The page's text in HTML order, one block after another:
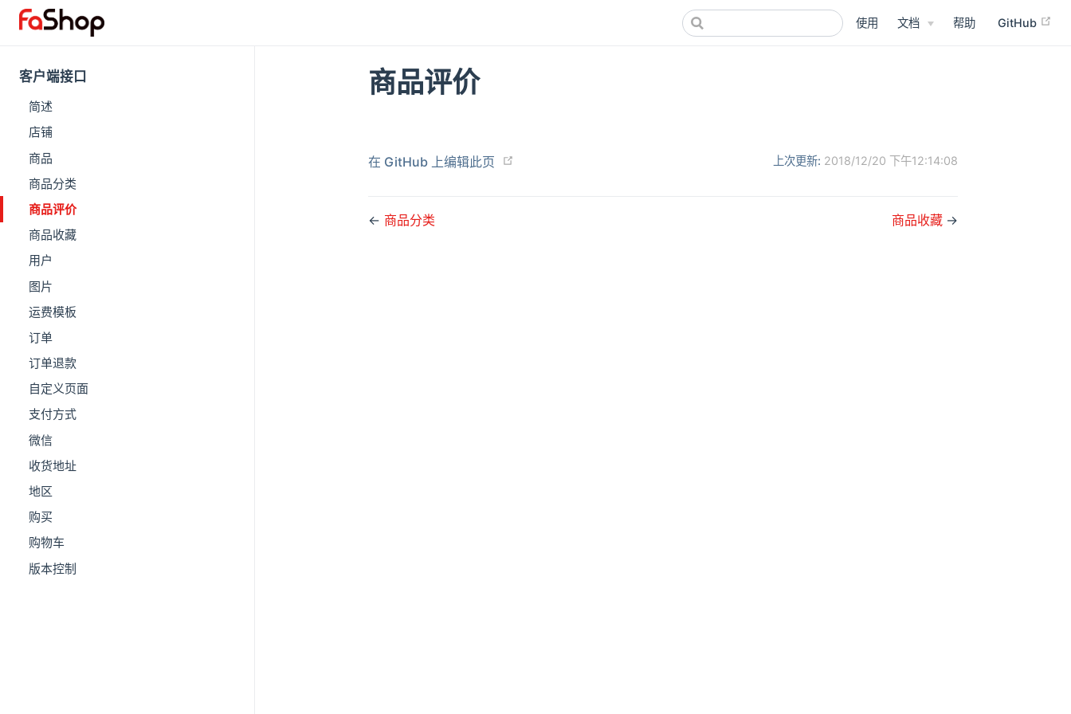
使用 文档 帮助 GitHub
客户端接口
简述
店铺
商品
商品分类
商品评价
商品收藏
用户
图片
运费模板
订单
订单退款
自定义页面
支付方式
微信
收货地址
地区
购买
购物车
版本控制
商品评价
在 GitHub 上编辑此页 上次更新: 2018/12/20 下午12:14:08
← 商品分类 商品收藏 →